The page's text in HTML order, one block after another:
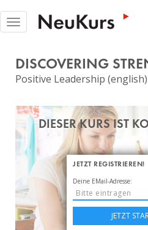
DOKUS
MITGLIEDSCHAFT
BLOG
ÜBER UNS
LOGIN
Toggle
navigation
DISCOVERING
Positive Leadership
DIESER KURS IST
JETZT REGISTRIEREN!
Deine EMail-Adresse:
JETZT